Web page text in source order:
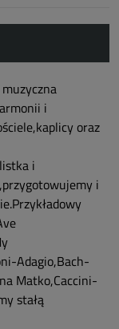
i
oraz
i
i
Adagio,Bach-
Matko,Caccini-
stałą